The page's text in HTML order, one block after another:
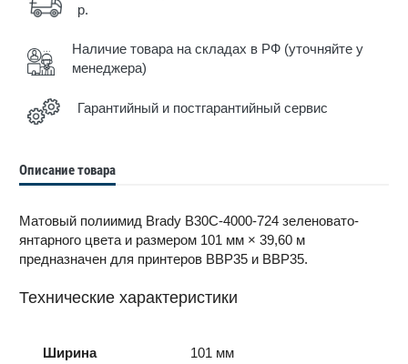
р.
Наличие товара на складах в РФ (уточняйте у
менеджера)
Гарантийный и постгарантийный сервис
Описание товара
Матовый полиимид Brady B30C-4000-724 зеленовато-
янтарного цвета и размером 101 мм × 39,60 м
предназначен для принтеров BBP35 и BBP35.
Технические характеристики
Ширина
101 мм